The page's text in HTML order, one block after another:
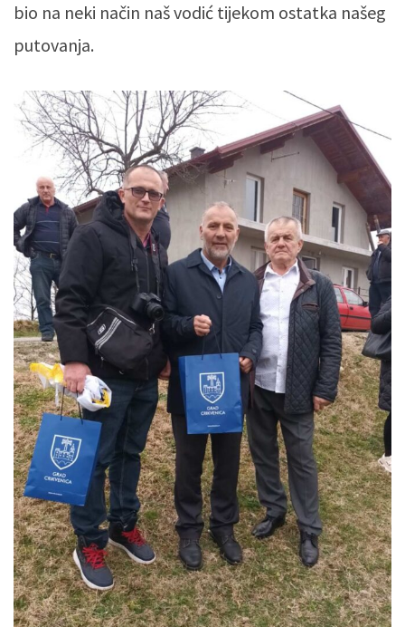
bio na neki način naš vodić tijekom ostatka našeg
putovanja.